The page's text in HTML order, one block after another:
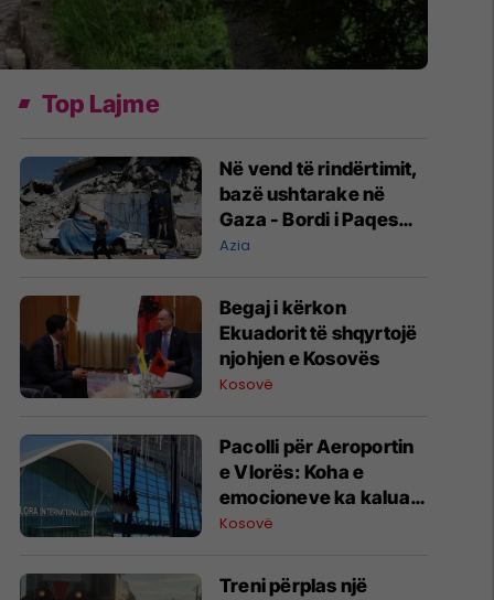
Top Lajme
Në vend të rindërtimit,
bazë ushtarake në
Gaza - Bordi i Paqes
jep kontratën e parë
Azia
Begaj i kërkon
Ekuadorit të shqyrtojë
njohjen e Kosovës
Kosovë
Pacolli për Aeroportin
e Vlorës: Koha e
emocioneve ka kaluar,
do t’i drejtohemi
drejtësisë
Kosovë
Treni përplas një